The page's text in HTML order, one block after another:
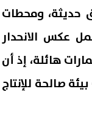
حديثة، ومحطات
عكس الانحدار
هائلة، إذ أن
صالحة للإنتاج